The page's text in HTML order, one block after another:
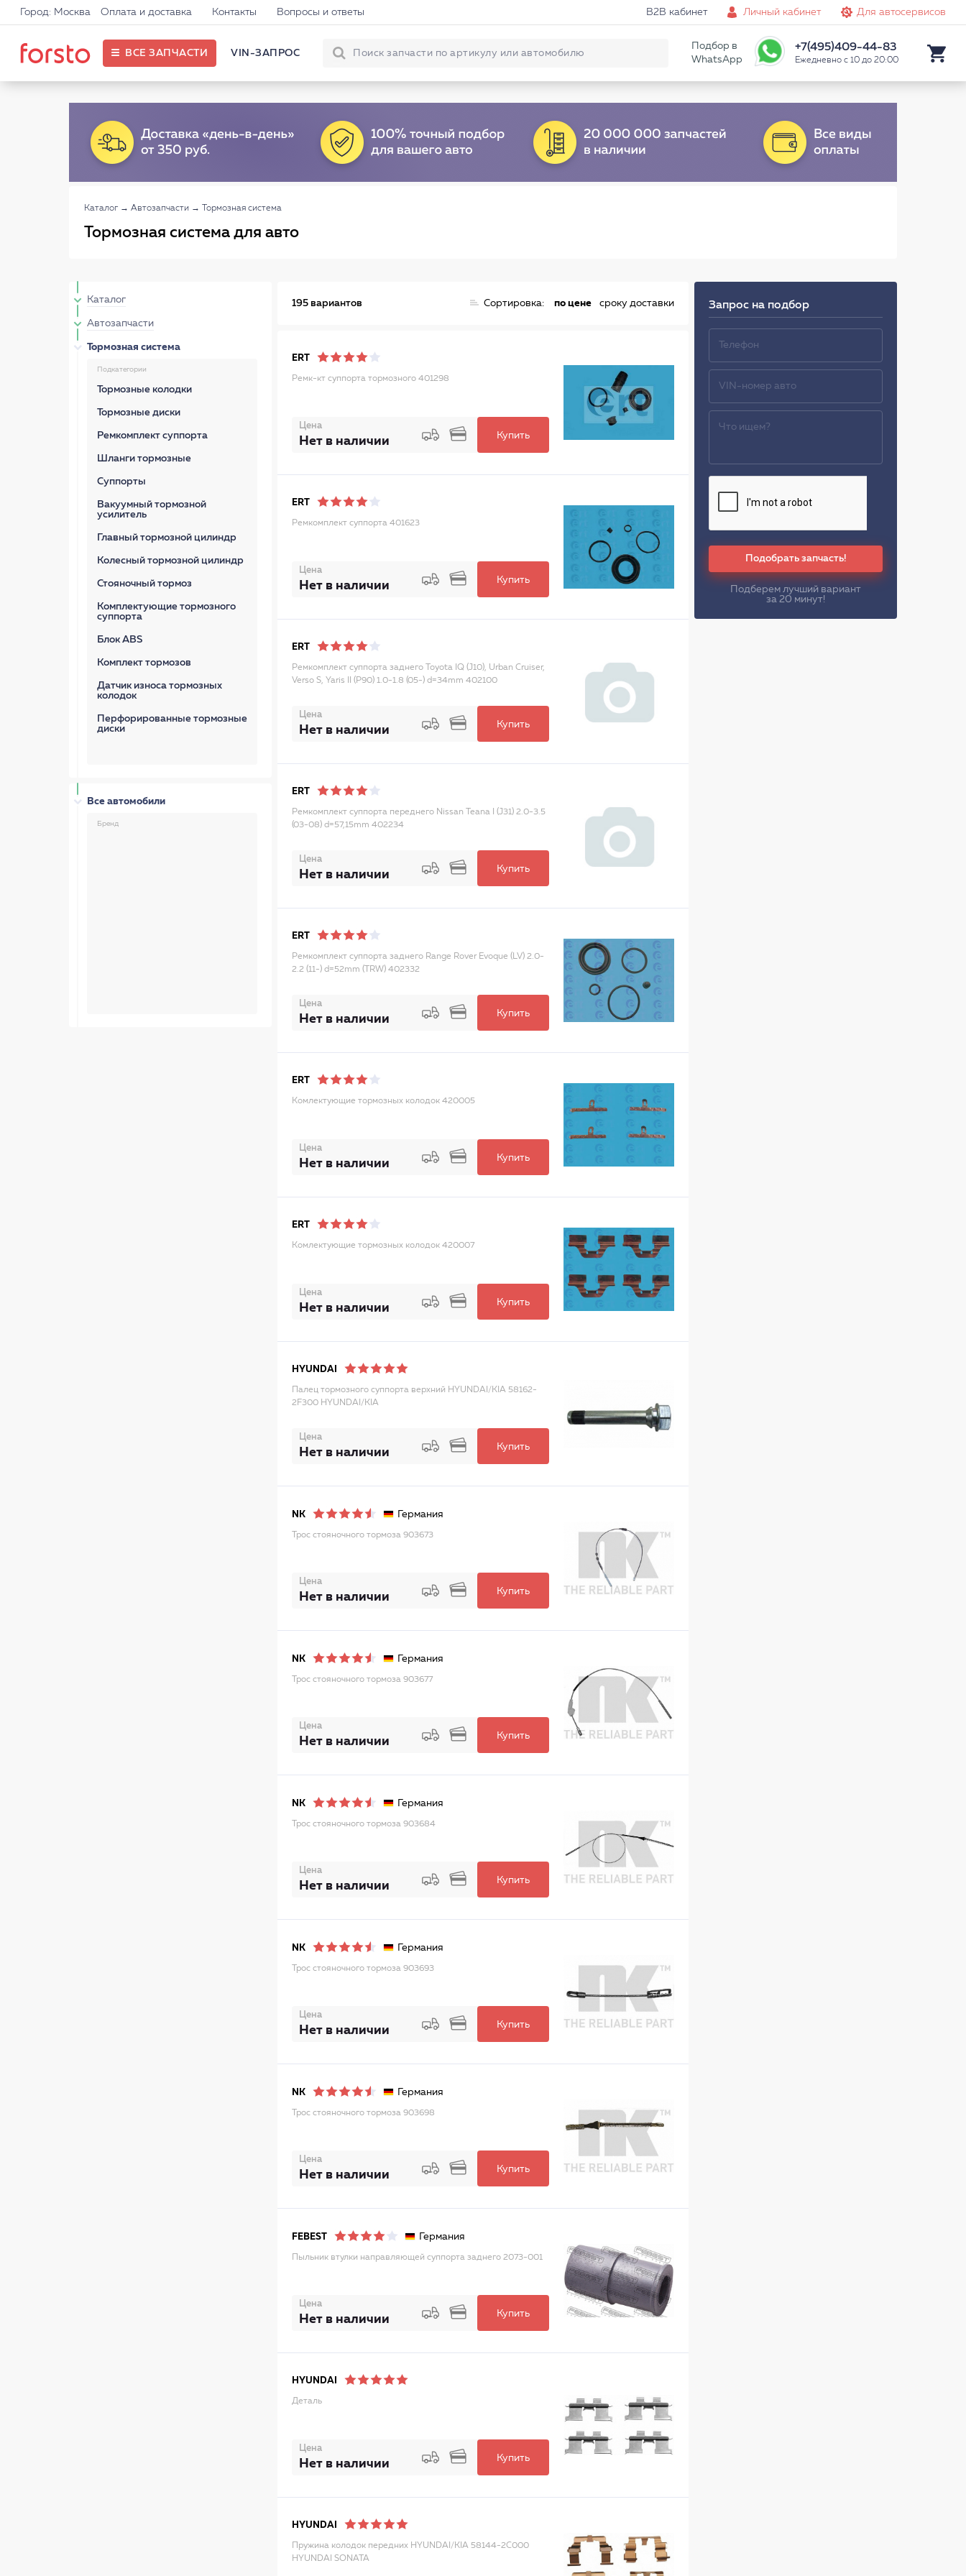
Город: Москва Оплата и доставка Контакты Вопросы и ответы B2B кабинет Личный кабинет Для автосервисов
ВСЕ ЗАПЧАСТИ VIN-ЗАПРОС
Подбор в
WhatsApp
+7(495)409-44-83
Ежедневно с 10 до 20:00
Каталог → Автозапчасти → Тормозная система
Тормозная система для авто
Каталог
Автозапчасти
Тормозная система
Подкатегории
Тормозные колодки
Тормозные диски
Ремкомплект суппорта
Шланги тормозные
Суппорты
Вакуумный тормозной
усилитель
Главный тормозной цилиндр
Колесный тормозной цилиндр
Стояночный тормоз
Комплектующие тормозного
суппорта
Блок ABS
Комплект тормозов
Датчик износа тормозных
колодок
Перфорированные тормозные
диски
Все автомобили
Бренд
195 вариантов Сортировка: по цене сроку доставки
ERT
Ремк-кт суппорта тормозного 401298
Цена
Нет в наличии Купить
ERT
Ремкомплект суппорта 401623
Цена
Нет в наличии Купить
ERT
Ремкомплект суппорта заднего Toyota IQ (J10), Urban Cruiser,
Verso S, Yaris II (P90) 1.0-1.8 (05-) d=34mm 402100
Цена
Нет в наличии Купить
ERT
Ремкомплект суппорта переднего Nissan Teana I (J31) 2.0-3.5
(03-08) d=57,15mm 402234
Цена
Нет в наличии Купить
ERT
Ремкомплект суппорта заднего Range Rover Evoque (LV) 2.0-
2.2 (11-) d=52mm (TRW) 402332
Цена
Нет в наличии Купить
ERT
Комлектующие тормозных колодок 420005
Цена
Нет в наличии Купить
ERT
Комлектующие тормозных колодок 420007
Цена
Нет в наличии Купить
HYUNDAI
Палец тормозного суппорта верхний HYUNDAI/KIA 58162-
2F300 HYUNDAI/KIA
Цена
Нет в наличии Купить
NK Германия
Трос стояночного тормоза 903673
Цена
Нет в наличии Купить
NK Германия
Трос стояночного тормоза 903677
Цена
Нет в наличии Купить
NK Германия
Трос стояночного тормоза 903684
Цена
Нет в наличии Купить
NK Германия
Трос стояночного тормоза 903693
Цена
Нет в наличии Купить
NK Германия
Трос стояночного тормоза 903698
Цена
Нет в наличии Купить
FEBEST Германия
Пыльник втулки направляющей суппорта заднего 2073-001
Цена
Нет в наличии Купить
HYUNDAI
Деталь
Цена
Нет в наличии Купить
HYUNDAI
Пружина колодок передних HYUNDAI/KIA 58144-2C000
HYUNDAI SONATA
Запрос на подбор
Подобрать запчасть!
Подберем лучший вариант
за 20 минут!